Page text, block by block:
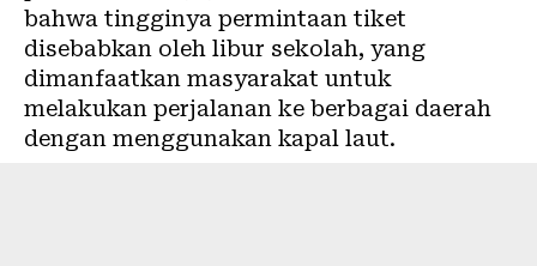
bahwa tingginya permintaan tiket
disebabkan oleh libur sekolah, yang
dimanfaatkan masyarakat untuk
melakukan perjalanan ke berbagai daerah
dengan menggunakan kapal laut.